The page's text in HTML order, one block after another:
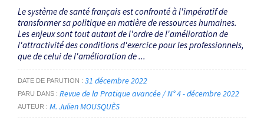
Le système de santé français est confronté à l'impératif de
transformer sa politique en matière de ressources humaines.
Les enjeux sont tout autant de l'ordre de l'amélioration de
l'attractivité des conditions d'exercice pour les professionnels,
que de celui de l'amélioration de ...
DATE DE PARUTION 31 décembre 2022
PARU DANS Revue de la Pratique avancée / N° 4 - décembre 2022
AUTEUR M. Julien MOUSQUÈS